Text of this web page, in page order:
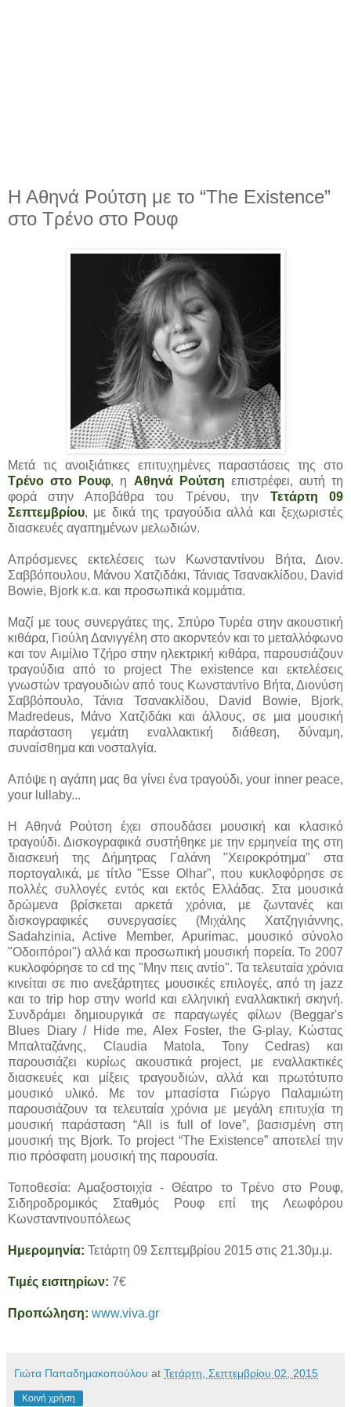
Η Αθηνά Ρούτση με το “The Existence”
στο Τρένο στο Ρουφ
Μετά τις ανοιξιάτικες επιτυχημένες παραστάσεις της στο
Τρένο στο Ρουφ, η Αθηνά Ρούτση επιστρέφει, αυτή τη
φορά στην Αποβάθρα του Τρένου, την Τετάρτη 09
Σεπτεμβρίου, με δικά της τραγούδια αλλά και ξεχωριστές
διασκευές αγαπημένων μελωδιών.
Απρόσμενες εκτελέσεις των Κωνσταντίνου Βήτα, Διον.
Σαββόπουλου, Μάνου Χατζιδάκι, Τάνιας Τσανακλίδου, David
Bowie, Bjork κ.α. και προσωπικά κομμάτια.
Μαζί με τους συνεργάτες της, Σπύρο Τυρέα στην ακουστική
κιθάρα, Γιούλη Δανιγγέλη στο ακορντεόν και το μεταλλόφωνο
και τον Αιμίλιο Τζήρο στην ηλεκτρική κιθάρα, παρουσιάζουν
τραγούδια από το project The existence και εκτελέσεις
γνωστών τραγουδιών από τους Κωνσταντίνο Βήτα, Διονύση
Σαββόπουλο, Τάνια Τσανακλίδου, David Bowie, Bjork,
Madredeus, Μάνο Χατζιδάκι και άλλους, σε μια μουσική
παράσταση γεμάτη εναλλακτική διάθεση, δύναμη,
συναίσθημα και νοσταλγία.
Απόψε η αγάπη μας θα γίνει ένα τραγούδι, your inner peace,
your lullaby...
Η Αθηνά Ρούτση έχει σπουδάσει μουσική και κλασικό
τραγούδι. Δισκογραφικά συστήθηκε με την ερμηνεία της στη
διασκευή της Δήμητρας Γαλάνη "Χειροκρότημα" στα
πορτογαλικά, με τίτλο "Esse Olhar", που κυκλοφόρησε σε
πολλές συλλογές εντός και εκτός Ελλάδας. Στα μουσικά
δρώμενα βρίσκεται αρκετά χρόνια, με ζωντανές και
δισκογραφικές συνεργασίες (Μιχάλης Χατζηγιάννης,
Sadahzinia, Active Member, Apurimac, μουσικό σύνολο
"Οδοιπόροι") αλλά και προσωπική μουσική πορεία. Το 2007
κυκλοφόρησε το cd της "Μην πεις αντίο". Τα τελευταία χρόνια
κινείται σε πιο ανεξάρτητες μουσικές επιλογές, από τη jazz
και το trip hop στην world και ελληνική εναλλακτική σκηνή.
Συνδράμει δημιουργικά σε παραγωγές φίλων (Beggar's
Blues Diary / Hide me, Alex Foster, the G-play, Κώστας
Μπαλταζάνης, Claudia Matola, Tony Cedras) και
παρουσιάζει κυρίως ακουστικά project, με εναλλακτικές
διασκευές και μίξεις τραγουδιών, αλλά και πρωτότυπο
μουσικό υλικό. Με τον μπασίστα Γιώργο Παλαμιώτη
παρουσιάζουν τα τελευταία χρόνια με μεγάλη επιτυχία τη
μουσική παράσταση “All is full of love”, βασισμένη στη
μουσική της Bjork. Το project “The Existence” αποτελεί την
πιο πρόσφατη μουσική της παρουσία.
Τοποθεσία: Αμαξοστοιχία - Θέατρο το Τρένο στο Ρουφ,
Σιδηροδρομικός Σταθμός Ρουφ επί της Λεωφόρου
Κωνσταντινουπόλεως
Ημερομηνία: Τετάρτη 09 Σεπτεμβρίου 2015 στις 21.30μ.μ.
Τιμές εισιτηρίων: 7€
Προπώληση: www.viva.gr
Γιώτα Παπαδημακοπούλου at Τετάρτη, Σεπτεμβρίου 02, 2015
Κοινή χρήση